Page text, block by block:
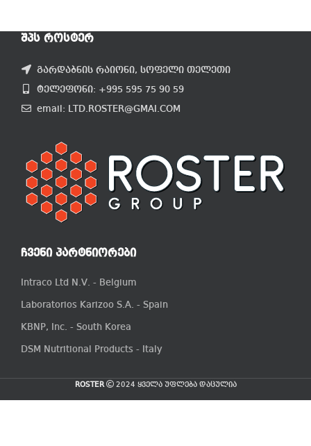
ᲨᲞᲡ ᲠᲝᲡᲢᲔᲠ
გარდაბნის რაიონი, სოფელი თელეთი
ტელეფონი: +995 595 75 90 59
email: LTD.ROSTER@GMAI.COM
ᲩᲕᲔᲜᲘ ᲞᲐᲠᲢᲜᲘᲝᲠᲔᲑᲘ
Intraco Ltd N.V. - Belgium
Laboratorios Karizoo S.A. - Spain
KBNP, Inc. - South Korea
DSM Nutritional Products - Italy
ROSTER 2024 ყველა უფლება დაცულია